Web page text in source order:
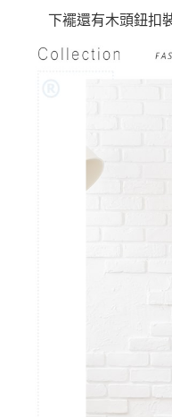
下襬還有木頭鈕扣